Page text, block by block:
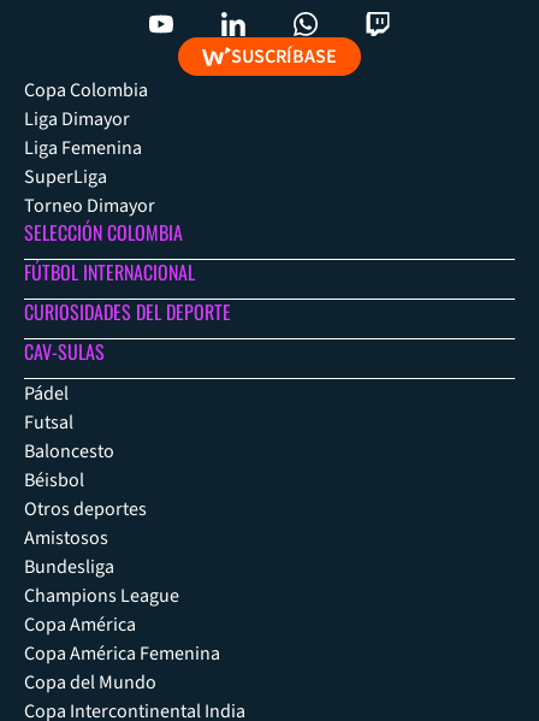
SUSCRÍBASE
Copa Colombia
Liga Dimayor
Liga Femenina
SuperLiga
Torneo Dimayor
SELECCIÓN COLOMBIA
FÚTBOL INTERNACIONAL
CURIOSIDADES DEL DEPORTE
CAV-SULAS
Pádel
Futsal
Baloncesto
Béisbol
Otros deportes
Amistosos
Bundesliga
Champions League
Copa América
Copa América Femenina
Copa del Mundo
Copa Intercontinental India